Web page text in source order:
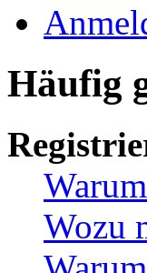
Häufig
Wozu